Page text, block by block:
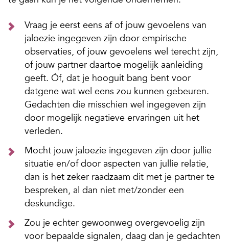
Vraag je eerst eens af of jouw gevoelens van
jaloezie ingegeven zijn door empirische
observaties, of jouw gevoelens wel terecht zijn,
of jouw partner daartoe mogelijk aanleiding
geeft. Óf, dat je hooguit bang bent voor
datgene wat wel eens zou kunnen gebeuren.
Gedachten die misschien wel ingegeven zijn
door mogelijk negatieve ervaringen uit het
verleden.
Mocht jouw jaloezie ingegeven zijn door jullie
situatie en/of door aspecten van jullie relatie,
dan is het zeker raadzaam dit met je partner te
bespreken, al dan niet met/zonder een
deskundige.
Zou je echter gewoonweg overgevoelig zijn
voor bepaalde signalen, daag dan je gedachten